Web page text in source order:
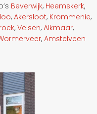
Beverwijk, Heemskerk,
,Akersloot, Krommenie,
,Velsen,Alkmaar,
,Amstelveen